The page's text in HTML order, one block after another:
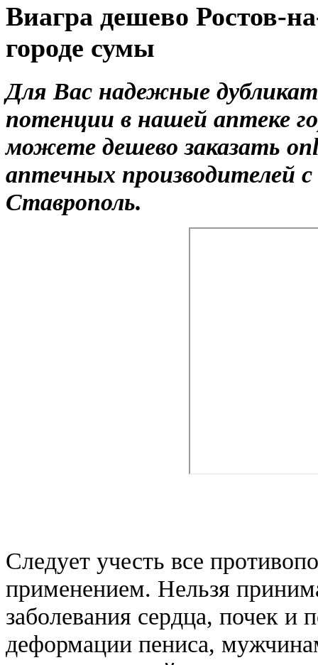
Виагра дешево Ростов-
городе сумы
Для Вас надежные
потенции в нашей аптеке
можете дешево заказать
аптечных производителей
Ставрополь.
Следует учесть все
применением. Нельзя
заболевания сердца, почек и
деформации пениса,